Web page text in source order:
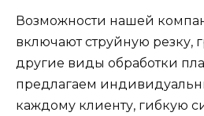
Возможности нашей
включают струйную резку,
другие виды обработки
предлагаем
каждому клиенту, гибкую